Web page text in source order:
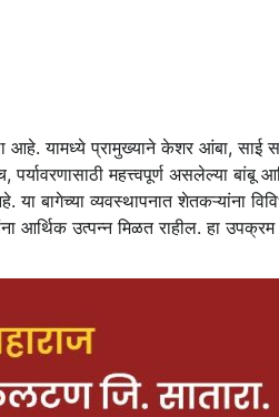
आहे. यामध्ये प्रामुख्याने केशर आंबा,
महत्त्वपूर्ण असलेल्या
या बागेच्या व्यवस्थापनात शेतकऱ्यांना
उत्पन्न मिळत राहील. हा उपक्रम